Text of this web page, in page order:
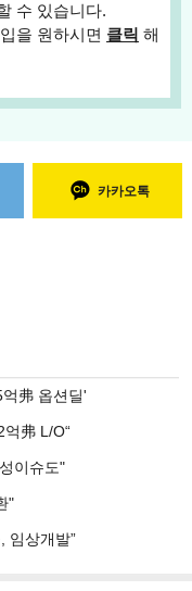
수 있습니다.
을 원하시면 클릭 해
카카오톡
弗 옵션딜'
억弗 L/O“
이슈도"
"
임상개발”